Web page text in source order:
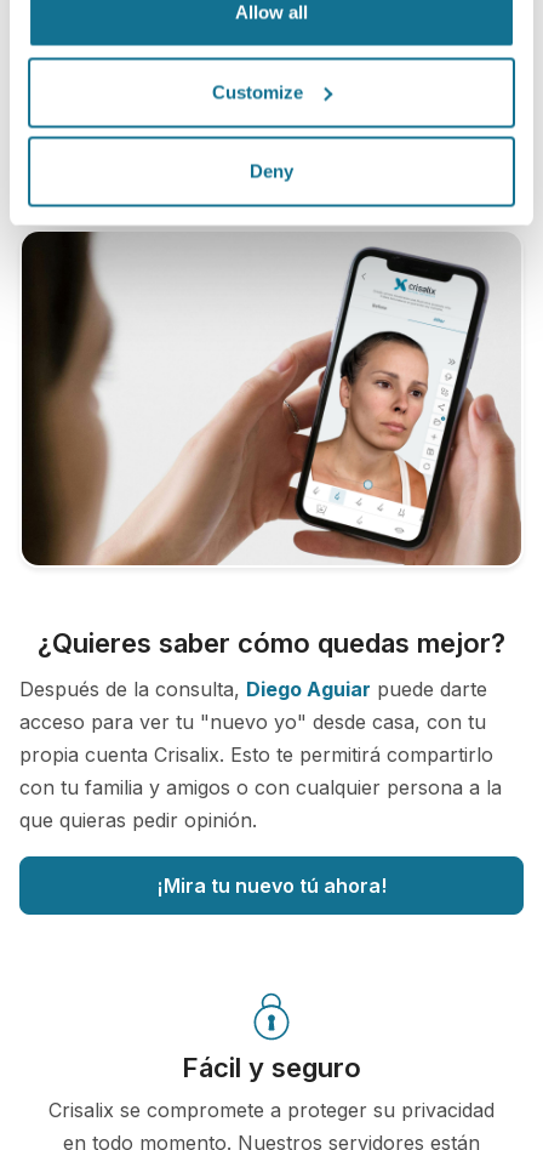
Allow all
Customize
Deny
*Encuesta en línea realizada entre pacientes de aumento de
septiembre de 2011 en Suiza.
¿Quieres saber cómo quedas mejor?
Después de la consulta, Diego Aguiar puede darte
acceso para ver tu "nuevo yo" desde casa, con tu
propia cuenta Crisalix. Esto te permitirá compartirlo
con tu familia y amigos o con cualquier persona a la
que quieras pedir opinión.
¡Mira tu nuevo tú ahora!
Fácil y seguro
Crisalix se compromete a proteger su privacidad
en todo momento. Nuestros servidores están